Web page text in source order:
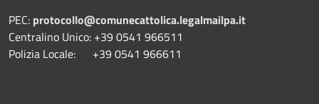
PEC: protocollo@comunecattolica.legalmailpa.it
Centralino Unico: +39 0541 966511
Polizia Locale: +39 0541 966611